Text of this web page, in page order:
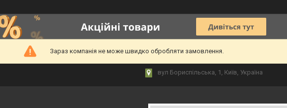
Зараз компанія не може швидко обробляти замовлення.
вул Бориспільська, 1, Київ, Україна